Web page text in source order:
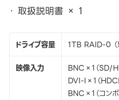
取扱説明書 × 1
ドライブ容量
1TB RAID-0
映像入力
BNC×1（SD/
DVI-I×1（
BNC×1（コンポ